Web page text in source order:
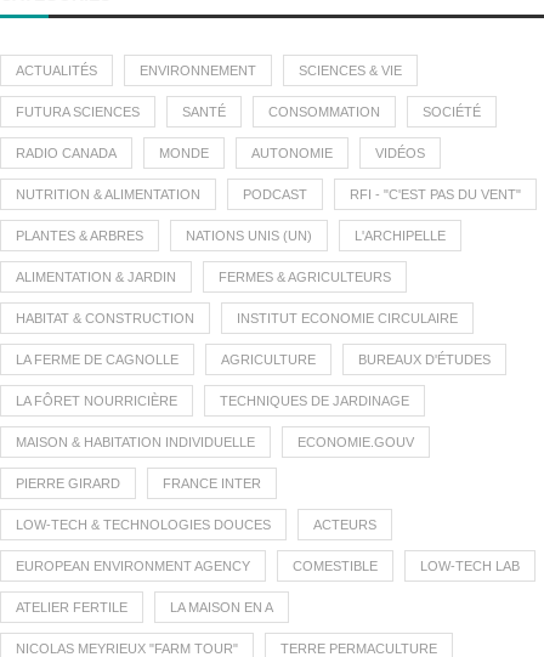
ACTUALITÉS ENVIRONNEMENT SCIENCES & VIE
FUTURA SCIENCES SANTÉ CONSOMMATION SOCIÉTÉ
RADIO CANADA MONDE AUTONOMIE VIDÉOS
NUTRITION & ALIMENTATION PODCAST RFI - "C'EST PAS DU VENT"
PLANTES & ARBRES NATIONS UNIS (UN) L'ARCHIPELLE
ALIMENTATION & JARDIN FERMES & AGRICULTEURS
HABITAT & CONSTRUCTION INSTITUT ECONOMIE CIRCULAIRE
LA FERME DE CAGNOLLE AGRICULTURE BUREAUX D'ÉTUDES
LA FÔRET NOURRICIÈRE TECHNIQUES DE JARDINAGE
MAISON & HABITATION INDIVIDUELLE ECONOMIE.GOUV
PIERRE GIRARD FRANCE INTER
LOW-TECH & TECHNOLOGIES DOUCES ACTEURS
EUROPEAN ENVIRONMENT AGENCY COMESTIBLE LOW-TECH LAB
ATELIER FERTILE LA MAISON EN A
NICOLAS MEYRIEUX "FARM TOUR" TERRE PERMACULTURE